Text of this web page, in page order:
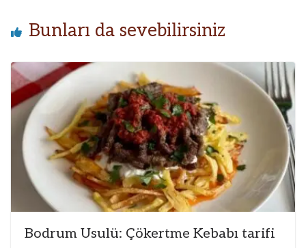
Bunları da sevebilirsiniz
Bodrum Usulü: Çökertme Kebabı tarifi